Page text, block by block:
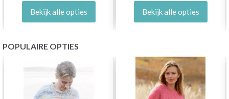
Bekijk alle opties Bekijk alle opties
POPULAIRE OPTIES